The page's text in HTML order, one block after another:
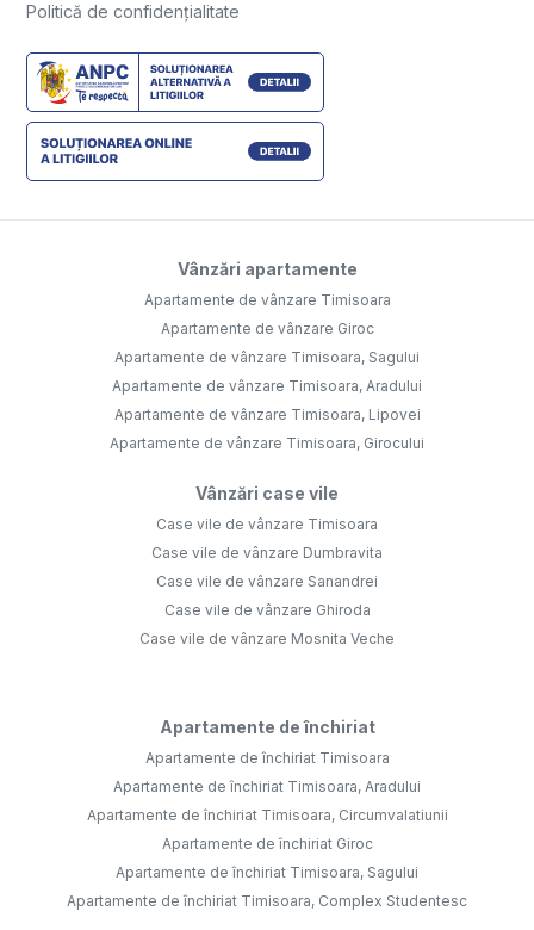
Politică de confidențialitate
Vânzări apartamente
Apartamente de vânzare Timisoara
Apartamente de vânzare Giroc
Apartamente de vânzare Timisoara, Sagului
Apartamente de vânzare Timisoara, Aradului
Apartamente de vânzare Timisoara, Lipovei
Apartamente de vânzare Timisoara, Girocului
Vânzări case vile
Case vile de vânzare Timisoara
Case vile de vânzare Dumbravita
Case vile de vânzare Sanandrei
Case vile de vânzare Ghiroda
Case vile de vânzare Mosnita Veche
Apartamente de închiriat
Apartamente de închiriat Timisoara
Apartamente de închiriat Timisoara, Aradului
Apartamente de închiriat Timisoara, Circumvalatiunii
Apartamente de închiriat Giroc
Apartamente de închiriat Timisoara, Sagului
Apartamente de închiriat Timisoara, Complex Studentesc